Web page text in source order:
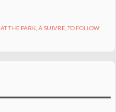
AT THE PARK À SUIVRE,TO FOLLOW